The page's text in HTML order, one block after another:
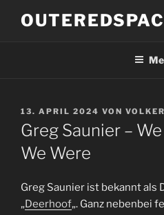
Inhalt
VERÖFFENTLICHT
AM
13. APRIL 2024 VON
Greg Saunier –
We Were
Greg Saunier ist bekannt als
„Deerhoof„. Ganz nebenbei